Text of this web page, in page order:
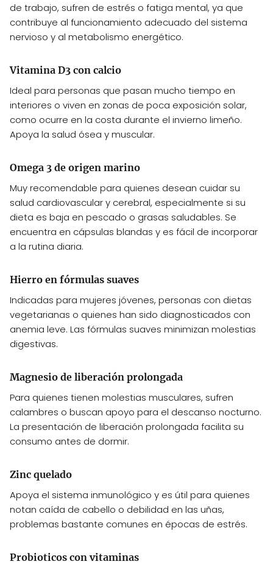
de trabajo, sufren de estrés o fatiga mental, ya que
contribuye al funcionamiento adecuado del sistema
nervioso y al metabolismo energético.
Vitamina D3 con calcio
Ideal para personas que pasan mucho tiempo en
interiores o viven en zonas de poca exposición solar,
como ocurre en la costa durante el invierno limeño.
Apoya la salud ósea y muscular.
Omega 3 de origen marino
Muy recomendable para quienes desean cuidar su
salud cardiovascular y cerebral, especialmente si su
dieta es baja en pescado o grasas saludables. Se
encuentra en cápsulas blandas y es fácil de incorporar
a la rutina diaria.
Hierro en fórmulas suaves
Indicadas para mujeres jóvenes, personas con dietas
vegetarianas o quienes han sido diagnosticados con
anemia leve. Las fórmulas suaves minimizan molestias
digestivas.
Magnesio de liberación prolongada
Para quienes tienen molestias musculares, sufren
calambres o buscan apoyo para el descanso nocturno.
La presentación de liberación prolongada facilita su
consumo antes de dormir.
Zinc quelado
Apoya el sistema inmunológico y es útil para quienes
notan caída de cabello o debilidad en las uñas,
problemas bastante comunes en épocas de estrés.
Probioticos con vitaminas